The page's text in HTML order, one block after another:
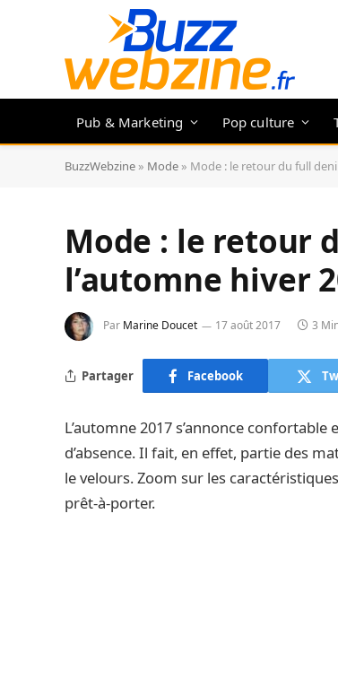
Pub & Marketing Pop culture
BuzzWebzine » Mode » Mode : le retour du full
Mode : le retour
l’automne hiver
Par Marine Doucet 17 août 2017 3
Partager Facebook
L’automne 2017 s’annonce
d’absence. Il fait, en effet, partie des
le velours. Zoom sur les
prêt-à-porter.